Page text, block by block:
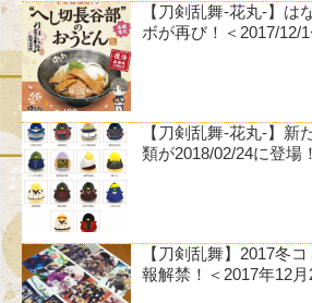
【刀剣乱舞-花丸-】は
ボが再び！＜2017/12/1
【刀剣乱舞-花丸-】新
類が2018/02/24に登場！
【刀剣乱舞】2017冬
報解禁！＜2017年12